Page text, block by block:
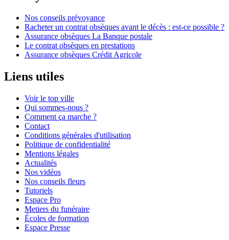
Nos conseils prévoyance
Racheter un contrat obsèques avant le décès : est-ce possible ?
Assurance obsèques La Banque postale
Le contrat obsèques en prestations
Assurance obsèques Crédit Agricole
Liens utiles
Voir le top ville
Qui sommes-nous ?
Comment ça marche ?
Contact
Conditions générales d'utilisation
Politique de confidentialité
Mentions légales
Actualités
Nos vidéos
Nos conseils fleurs
Tutoriels
Espace Pro
Metiers du funéraire
Écoles de formation
Espace Presse